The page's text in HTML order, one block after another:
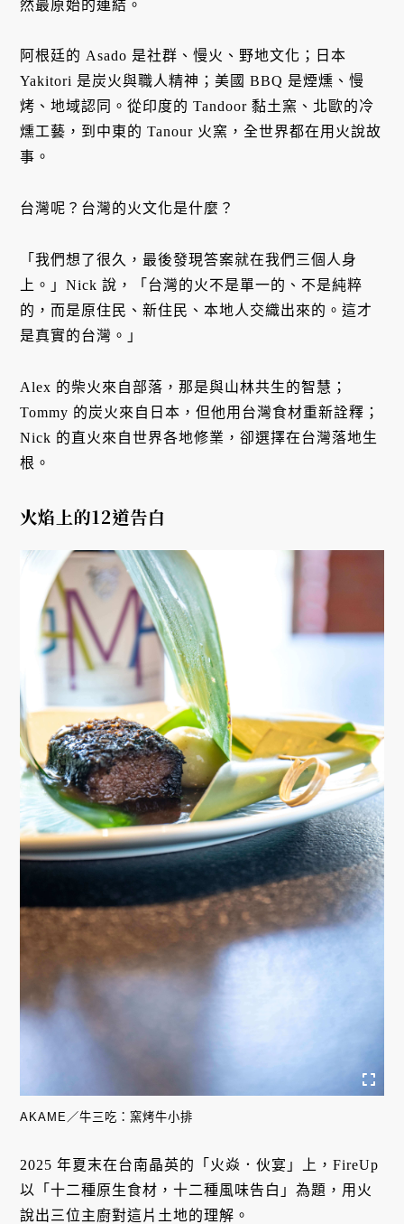
然最原始的連結。
阿根廷的 Asado 是社群、慢火、野地文化；日本
Yakitori 是炭火與職人精神；美國 BBQ 是煙燻、慢
烤、地域認同。從印度的 Tandoor 黏土窯、北歐的冷
燻工藝，到中東的 Tanour 火窯，全世界都在用火說故
事。
台灣呢？台灣的火文化是什麼？
「我們想了很久，最後發現答案就在我們三個人身
上。」Nick 說，「台灣的火不是單一的、不是純粹
的，而是原住民、新住民、本地人交織出來的。這才
是真實的台灣。」
Alex 的柴火來自部落，那是與山林共生的智慧；
Tommy 的炭火來自日本，但他用台灣食材重新詮釋；
Nick 的直火來自世界各地修業，卻選擇在台灣落地生
根。
火焰上的12道告白
AKAME／牛三吃：窯烤牛小排
2025 年夏末在台南晶英的「火焱．伙宴」上，FireUp
以「十二種原生食材，十二種風味告白」為題，用火
說出三位主廚對這片土地的理解。